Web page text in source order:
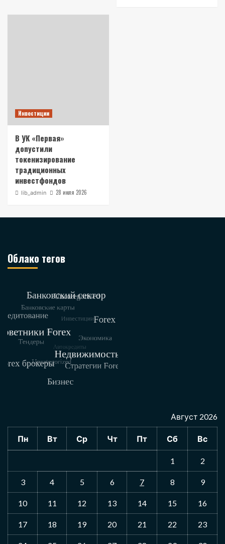
Инвестиции
В УК «Первая»
допустили
токенизирование
традиционных
инвестфондов
lib_admin 28 июля 2026
Облако тегов
Август 2026
Пн Вт Ср Чт Пт Сб Вс
1 2
3 4 5 6 7 8 9
10 11 12 13 14 15 16
17 18 19 20 21 22 23